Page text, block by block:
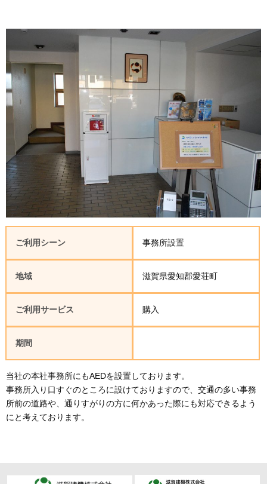
ご利用シーン 事務所設置
地域 滋賀県愛知郡愛荘町
ご利用サービス 購入
期間
当社の本社事務所にもAEDを設置しております。
事務所入り口すぐのところに設けておりますので、交通の多い事務
所前の道路や、通りすがりの方に何かあった際にも対応できるよう
にと考えております。